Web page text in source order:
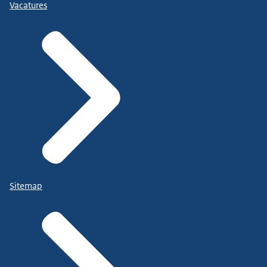
Vacatures
Sitemap